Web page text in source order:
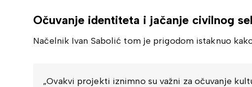
Očuvanje identiteta i jačanje civilnog
Načelnik Ivan Sabolić tom je prigodom istaknuo
„Ovakvi projekti iznimno su važni za očuvanje